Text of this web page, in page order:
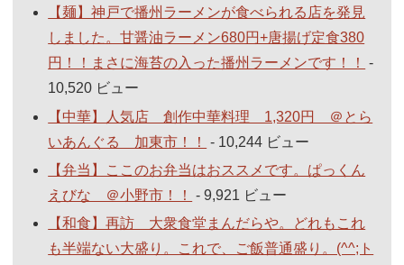
【麺】神戸で播州ラーメンが食べられる店を発見
しました。甘醤油ラーメン680円+唐揚げ定食380
円！！まさに海苔の入った播州ラーメンです！！
-
10,520 ビュー
【中華】人気店 創作中華料理 1,320円 ＠とら
いあんぐる 加東市！！
- 10,244 ビュー
【弁当】ここのお弁当はおススメです。ぱっくん
えびな ＠小野市！！
- 9,921 ビュー
【和食】再訪 大衆食堂まんだらや。どれもこれ
も半端ない大盛り。これで、ご飯普通盛り。(^^;ト